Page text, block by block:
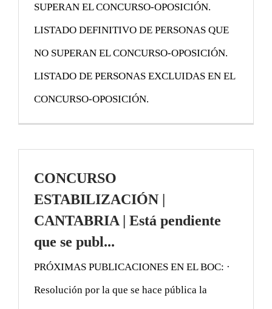
SUPERAN EL CONCURSO-OPOSICIÓN.
LISTADO DEFINITIVO DE PERSONAS QUE
NO SUPERAN EL CONCURSO-OPOSICIÓN.
LISTADO DE PERSONAS EXCLUIDAS EN EL
CONCURSO-OPOSICIÓN.
CONCURSO
ESTABILIZACIÓN |
CANTABRIA | Está pendiente
que se publ...
PRÓXIMAS PUBLICACIONES EN EL BOC: ·
Resolución por la que se hace pública la